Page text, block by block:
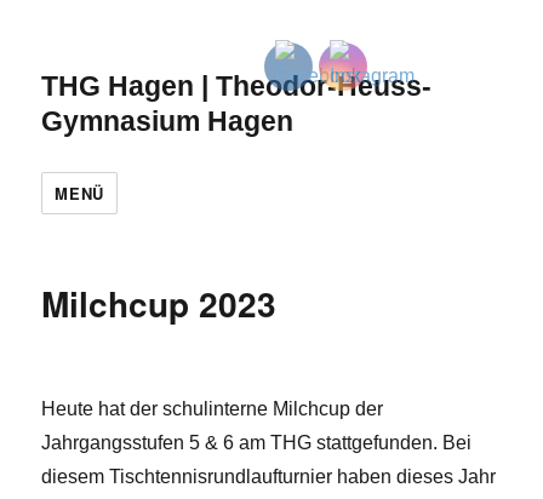
THG Hagen | Theodor-Heuss-
Gymnasium Hagen
MENÜ
Milchcup 2023
Heute hat der schulinterne Milchcup der
Jahrgangsstufen 5 & 6 am THG stattgefunden. Bei
diesem Tischtennisrundlaufturnier haben dieses Jahr